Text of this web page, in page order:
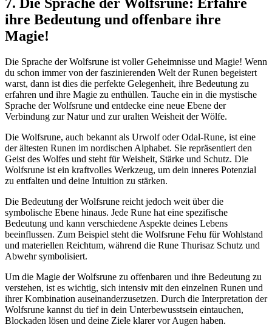
7. Die Sprache der ⁣Wolfsrune: Erfahre
ihre Bedeutung und ‌offenbare ihre
Magie!
Die Sprache der ⁣Wolfsrune ist voller Geheimnisse und⁣ Magie! ‌Wenn
du schon ⁢immer von der faszinierenden Welt der Runen ‍begeistert
warst, ‍dann ​ist dies die perfekte⁤ Gelegenheit, ​ihre Bedeutung zu
erfahren und ihre Magie‍ zu ‍enthüllen.⁢ Tauche ein⁣ in die mystische
Sprache der Wolfsrune und entdecke eine neue Ebene der
Verbindung zur Natur‌ und⁤ zur uralten Weisheit⁤ der Wölfe.
Die Wolfsrune, auch bekannt ⁢als Urwolf ​oder‌ Odal-Rune, ist⁣ eine
der ältesten Runen im nordischen Alphabet.​ Sie repräsentiert den
Geist⁢ des Wolfes ‌und steht für Weisheit, Stärke und Schutz. ​Die
Wolfsrune ist ein‍ kraftvolles ‌Werkzeug, um dein inneres ⁣Potenzial⁣
zu entfalten und deine ​Intuition zu stärken.
Die Bedeutung ‌der Wolfsrune reicht jedoch weit ⁤über die
symbolische Ebene hinaus. Jede Rune hat eine spezifische
Bedeutung und kann verschiedene Aspekte deines Lebens
beeinflussen. Zum ​Beispiel steht die Wolfsrune Fehu für⁣ Wohlstand
und materiellen​ Reichtum, während die Rune Thurisaz Schutz und
Abwehr ‌symbolisiert.
Um die Magie der Wolfsrune zu⁤ offenbaren und ihre Bedeutung zu
verstehen, ist es​ wichtig, sich intensiv ⁤mit den einzelnen Runen und
ihrer ‌Kombination ⁣auseinanderzusetzen. Durch die Interpretation der
‍Wolfsrune kannst​ du tief in dein ⁣Unterbewusstsein eintauchen,
Blockaden​ lösen und‌ deine Ziele klarer ⁢vor Augen haben.